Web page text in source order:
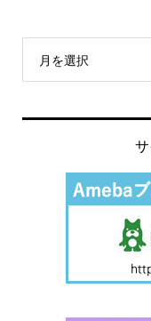
月を選択